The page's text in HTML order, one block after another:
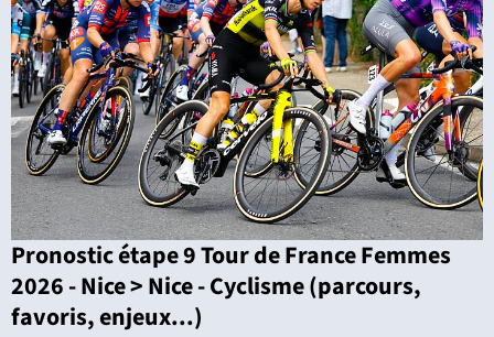
Pronostic étape 9 Tour de France Femmes
2026 - Nice > Nice - Cyclisme (parcours,
favoris, enjeux...)